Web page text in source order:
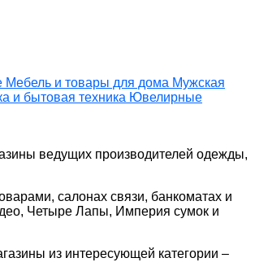
Мебель и товары для дома Мужская
и бытовая техника Ювелирные
ведущих производителей одежды,
салонах связи, банкоматах и
Четыре Лапы, Империя сумок и
из интересующей категории –